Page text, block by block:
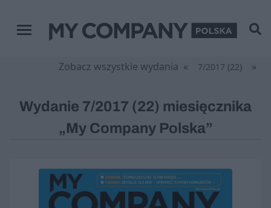
Menu główne
Zobacz wszystkie wydania « 7/2017 (22) »
Wydanie 7/2017 (22) miesięcznika
„My Company Polska”